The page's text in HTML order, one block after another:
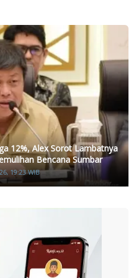
12%, Alex Sorot Lambatnya
Bencana Sumbar
19:23 WIB